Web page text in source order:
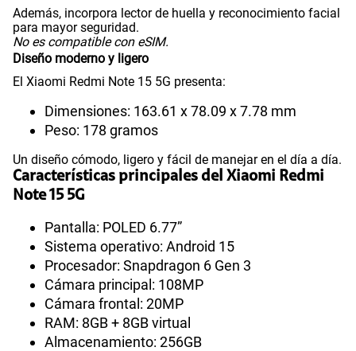
Además, incorpora lector de huella y reconocimiento facial
para mayor seguridad.
No es compatible con eSIM.
Diseño moderno y ligero
El Xiaomi Redmi Note 15 5G presenta:
Dimensiones: 163.61 x 78.09 x 7.78 mm
Peso: 178 gramos
Un diseño cómodo, ligero y fácil de manejar en el día a día.
Características principales del Xiaomi Redmi
Note 15 5G
Pantalla: POLED 6.77”
Sistema operativo: Android 15
Procesador: Snapdragon 6 Gen 3
Cámara principal: 108MP
Cámara frontal: 20MP
RAM: 8GB + 8GB virtual
Almacenamiento: 256GB